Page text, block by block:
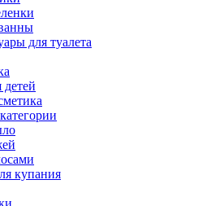
для туалета
купания